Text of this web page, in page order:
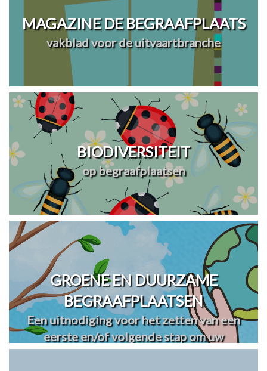
MAGAZINE DE BEGRAAFPLAATS
vakblad voor de uitvaartbranche
BIODIVERSITEIT
op begraafplaatsen
GROENE EN DUURZAME
BEGRAAFPLAATSEN
Een uitnodiging voor het zetten van een
eerste en/of volgende stap om uw
begraafplaats(en) te vergroenen en